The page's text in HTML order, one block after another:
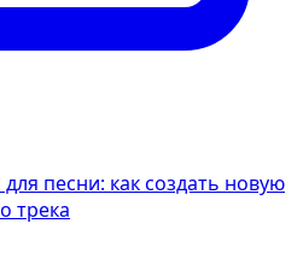
песни: как создать новую
трека